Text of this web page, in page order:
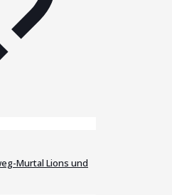
Murtal Lions und